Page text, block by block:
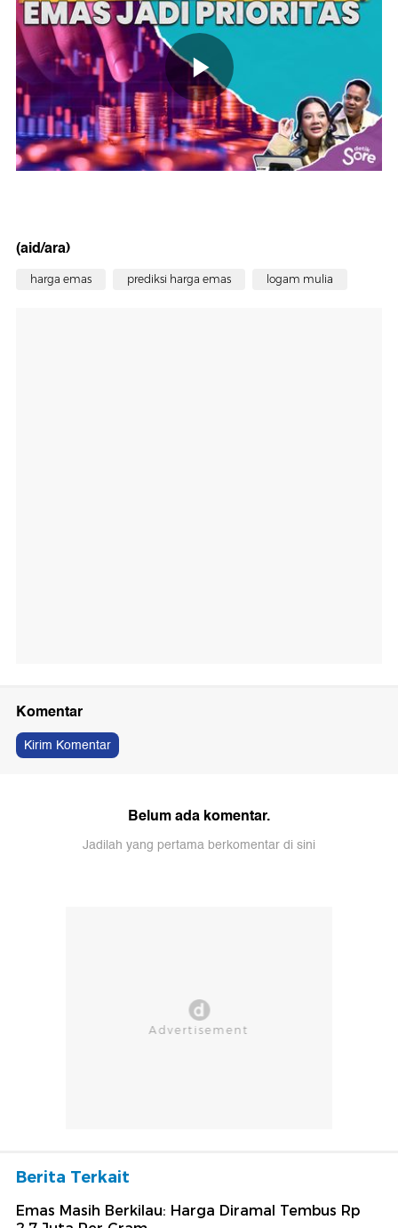
(aid/ara)
harga emas prediksi harga emas logam mulia
Komentar
Kirim Komentar
Belum ada komentar.
Jadilah yang pertama berkomentar di sini
Berita Terkait
Emas Masih Berkilau: Harga Diramal Tembus Rp